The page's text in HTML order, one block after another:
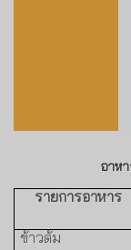
อาห
รายการอาหาร
ข้าวต้ม